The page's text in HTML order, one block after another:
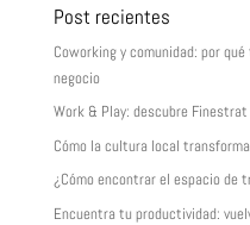
Post recientes
Coworking y comunidad: por
negocio
Work & Play: descubre
Cómo la cultura local
¿Cómo encontrar el espacio de
Encuentra tu productividad: